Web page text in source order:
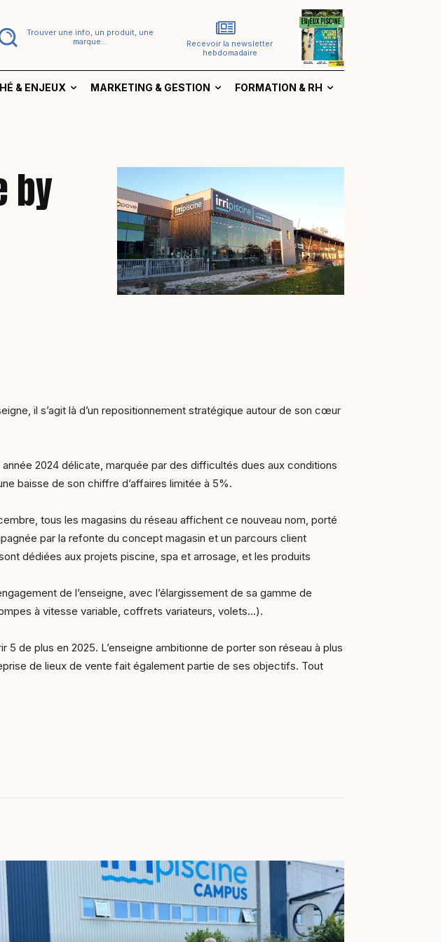
Trouver une info, un produit, une
marque...
Recevoir la newsletter
hebdomadaire
& ENJEUX MARKETING & GESTION FORMATION & RH
by
il s’agit là d’un repositionnement stratégique autour de son cœur
2024 délicate, marquée par des difficultés dues aux conditions
baisse de son chiffre d’affaires limitée à 5%.
tous les magasins du réseau affichent ce nouveau nom, porté
par la refonte du concept magasin et un parcours client
dédiées aux projets piscine, spa et arrosage, et les produits
de l’enseigne, avec l’élargissement de sa gamme de
à vitesse variable, coffrets variateurs, volets…).
de plus en 2025. L’enseigne ambitionne de porter son réseau à plus
de lieux de vente fait également partie de ses objectifs. Tout